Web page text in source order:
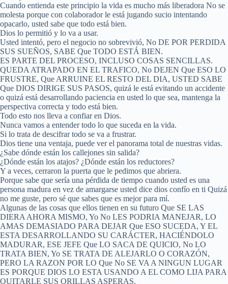
Cuando entienda este principio la vida es mucho más liberadora No se
molesta porque con colaborador le está jugando sucio intentando
opacarlo, usted sabe que todo está bien.
Dios lo permitió y lo va a usar.
Usted intentó, pero el negocio no sobrevivió, No DE POR PERDIDA
SUS SUEÑOS, SABE Que TODO ESTÁ BIEN.
ES PARTE DEL PROCESO, INCLUSO COSAS SENCILLAS.
QUEDA ATRAPADO EN EL TRAFICO, No DEJEN Que ESO LO
FRUSTRE, Que ARRUINE EL RESTO DEL DIA, USTED SABE
Que DIOS DIRIGE SUS PASOS, quizá le está evitando un accidente
o quizá está desarrollando paciencia en usted lo que sea, mantenga la
perspectiva correcta y todo está bien.
Todo esto nos lleva a confiar en Dios.
Nunca vamos a entender todo lo que suceda en la vida.
Si lo trata de descifrar todo se va a frustrar.
Dios tiene una ventaja, puede ver el panorama total de nuestras vidas.
¿Sabe dónde están los callejones sin salida?
¿Dónde están los atajos? ¿Dónde están los reductores?
Y a veces, cerraron la puerta que le pedimos que abriera.
Porque sabe que sería una pérdida de tiempo cuando usted es una
persona madura en vez de amargarse usted dice dios confío en ti Quizá
no me guste, pero sé que sabes que es mejor para mí.
Algunas de las cosas que ellos tienen en su futuro Que SE LAS
DIERA AHORA MISMO, Yo No LES PODRIA MANEJAR, LO
AMAS DEMASIADO PARA DEJAR Que ESO SUCEDA, Y EL
ESTA DESARROLLANDO SU CARÁCTER, HACIÉNDOLO
MADURAR, ESE JEFE Que LO SACA DE QUICIO, No LO
TRATA BIEN, Yo SE TRATA DE ALEJARLO O CORAZÓN,
PERO LA RAZON POR LO Que No SE VA A NINGUN LUGAR
ES PORQUE DIOS LO ESTA USANDO A EL COMO LIJA PARA
QUITARLE SUS ORILLAS ASPERAS.